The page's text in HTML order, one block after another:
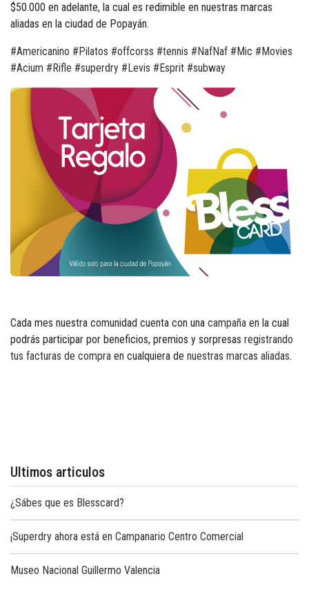
$50.000 en adelante, la cual es redimible en nuestras marcas
aliadas en la ciudad de Popayán.
#Americanino #Pilatos #offcorss #tennis #NafNaf #Mic #Movies
#Acium #Rifle #superdry #Levis #Esprit #subway
Cada mes nuestra comunidad cuenta con una campaña en la cual
podrás participar por beneficios, premios y sorpresas registrando
tus facturas de compra en cualquiera de nuestras marcas aliadas.
Ultimos articulos
¿Sábes que es Blesscard?
¡Superdry ahora está en Campanario Centro Comercial
Museo Nacional Guillermo Valencia